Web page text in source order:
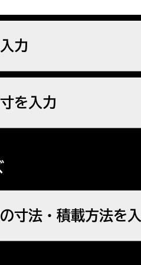
力
を入力
寸法・積載方法を